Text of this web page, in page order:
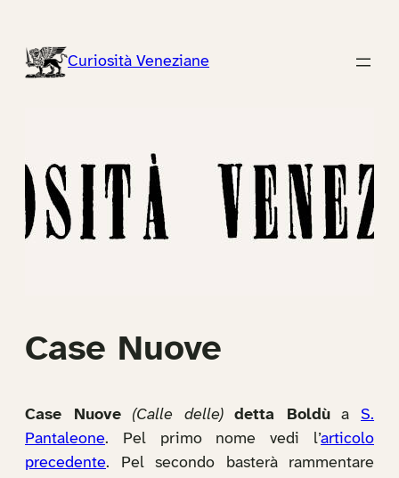
contenutoCuriosità Veneziane
Case Nuove
Case Nuove (Calle delle) detta BoldùaS.
Pantaleone. Pel primo nome vedi l’articolo
precedente. Pel secondo basterà rammentare